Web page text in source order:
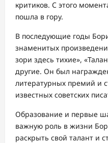
критиков. С этого
пошла в гору.
В последующие годы
знаменитых
зори здесь тихие»,
другие. Он был
литературных премий и
известных советских
Образование и первые
важную роль в жизни
раскрыть свой талант и